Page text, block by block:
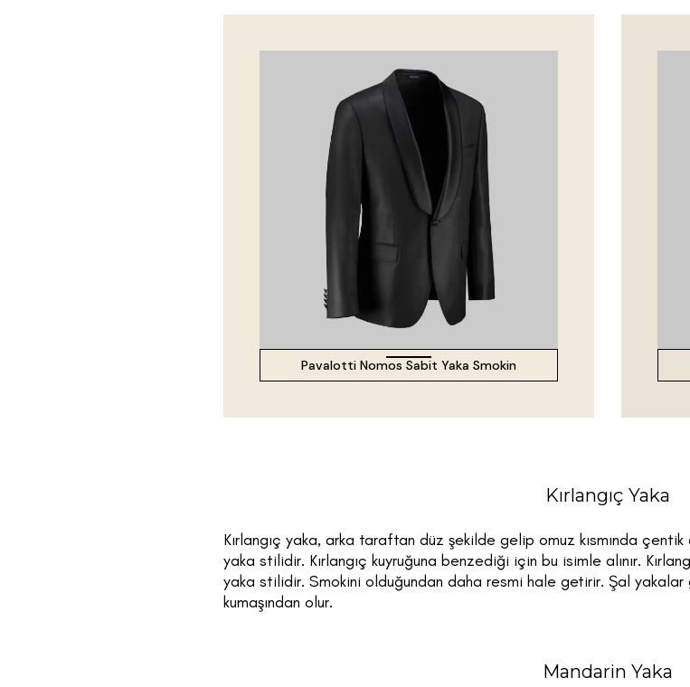
Pavalotti Nomos Sabit Yaka Smokin
Kırlangıç Yaka
Kırlangıç yaka, arka taraftan düz şekilde gelip omuz kısmında çentik
yaka stilidir. Kırlangıç kuyruğuna benzediği için bu isimle alınır.
yaka stilidir. Smokini olduğundan daha resmi hale getirir. Şal yakalar
kumaşından olur.
Mandarin Yaka